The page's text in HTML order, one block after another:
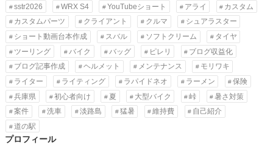
sstr2026
WRX S4 YouTubeショート アライ
カスタム
カスタムパーツ
クライアント クルマ
シュアラスター
ショート動画台本作成
スバル ソフトクリーム
タイヤ
ツーリング
バイク バッグ ピレリ
ブログ収益化
ブログ記事作成
ヘルメット メンテナンス
モリワキ
ライター
ライティング ラパイドネオ ラーメン
保険
兵庫県
初心者向け 夏 大型バイク 峠
暑さ対策
案件
洗車 淡路島 猛暑 維持費
自己紹介
道の駅
プロフィール